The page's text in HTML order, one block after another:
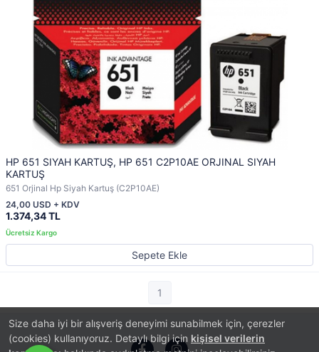
Size daha iyi bir alışveriş deneyimi sunabilmek için, çerezler
(cookies) kullanıyoruz. Detaylı bilgi için kişisel verilerin
HP 651 SIYAH KARTUŞ, HP 651 C2P10AE ORJINAL SIYAH
KARTUŞ
651 Orjinal Hp Siyah Kartuş (C2P10AE)
1.374,34 TL
24,00 USD + KDV
Sepete Ekle
1